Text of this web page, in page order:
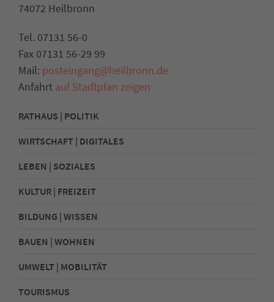
74072 Heilbronn
Tel. 07131 56-0
Fax 07131 56-29 99
Mail: posteingang@heilbronn.de
Anfahrt auf Stadtplan zeigen
RATHAUS | POLITIK
WIRTSCHAFT | DIGITALES
LEBEN | SOZIALES
KULTUR | FREIZEIT
BILDUNG | WISSEN
BAUEN | WOHNEN
UMWELT | MOBILITÄT
TOURISMUS